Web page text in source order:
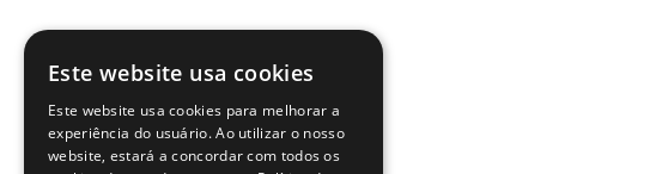
Este website usa cookies
Este website usa cookies para melhorar a
experiência do usuário. Ao utilizar o nosso
website, estará a concordar com todos os